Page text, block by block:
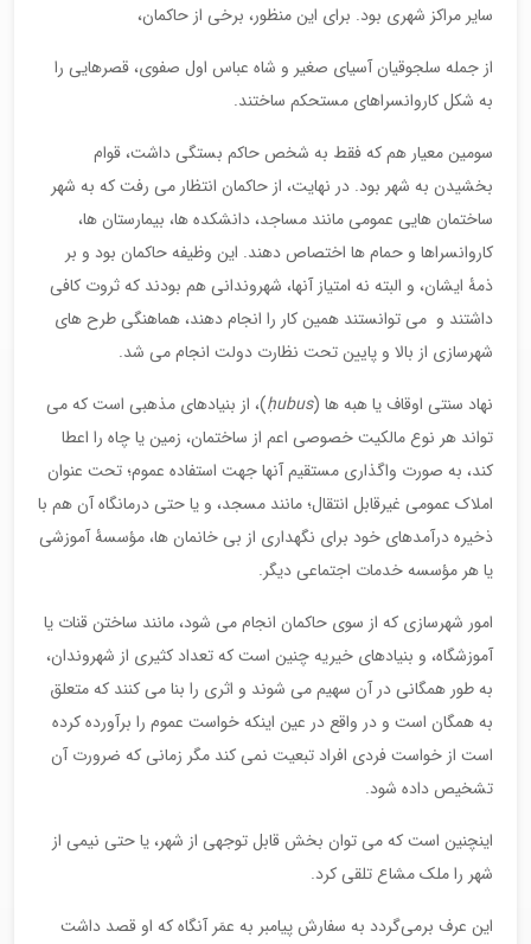
سایر مراکز شهری بود. برای این منظور، برخی از حاکمان،
از جمله سلجوقیان آسیای صغیر و شاه عباس اول صفوی، قصر‌هایی را
به شکل کاروانسراهای مستحکم ساختند.
سومین معیار هم که فقط به شخص حاکم بستگی داشت، قوام
بخشیدن به شهر بود. در نهایت، از حاکمان انتظار می رفت که به شهر
ساختمان هایی عمومی مانند مساجد، دانشکده ها، بیمارستان ها،
کاروانسراها و حمام ها اختصاص دهند. این وظیفه حاکمان بود و بر
ذمۀ ایشان، و البته نه امتیاز آنها، شهروندانی هم بودند که ثروت کافی
داشتند و می توانستند همین کار را انجام دهند، هماهنگی طرح های
شهرسازی از بالا و پایین تحت نظارت دولت انجام می شد.
نهاد سنتی اوقاف یا هبه ها (
ḥubus )، از بنیادهای مذهبی است که می
تواند هر نوع مالکیت خصوصی اعم از ساختمان، زمین یا چاه را اعطا
کند، به صورت واگذاری مستقیم آنها جهت استفاده عموم؛ تحت عنوان
املاک عمومی غیرقابل انتقال؛ مانند مسجد، و یا حتی درمانگاه آن هم با
ذخیره درآمدهای خود برای نگهداری از بی خانمان ها، مؤسسۀ آموزشی
یا هر مؤسسه خدمات اجتماعی دیگر.
امور شهرسازی که از سوی حاکمان انجام می شود، مانند ساختن قنات یا
آموزشگاه، و بنیادهای خیریه چنین است که تعداد کثیری از شهروندان،
به طور همگانی در آن سهیم می شوند و اثری را بنا می کنند که متعلق
به همگان است و در واقع در عین اینکه خواست عموم را برآورده کرده
است از خواست فردی افراد تبعیت نمی کند مگر زمانی که ضرورت آن
تشخیص داده شود.
اینچنین است که می توان بخش قابل توجهی از شهر، یا حتی نیمی از
شهر را ملک مشاع تلقی کرد.
این عرف برمی‌گردد به سفارش پیامبر به عمَر آنگاه که او قصد داشت